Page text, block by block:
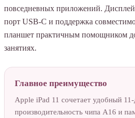
повседневных приложений.
порт USB-C и поддержка
планшет практичным помощником
занятиях.
Главное преимущество
Apple iPad 11 сочетает удобный
производительность чипа A16 и